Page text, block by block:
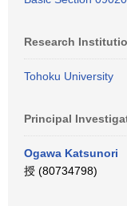
Research
Tohoku University
Principal
Ogawa Katsunori
授 (80734798)